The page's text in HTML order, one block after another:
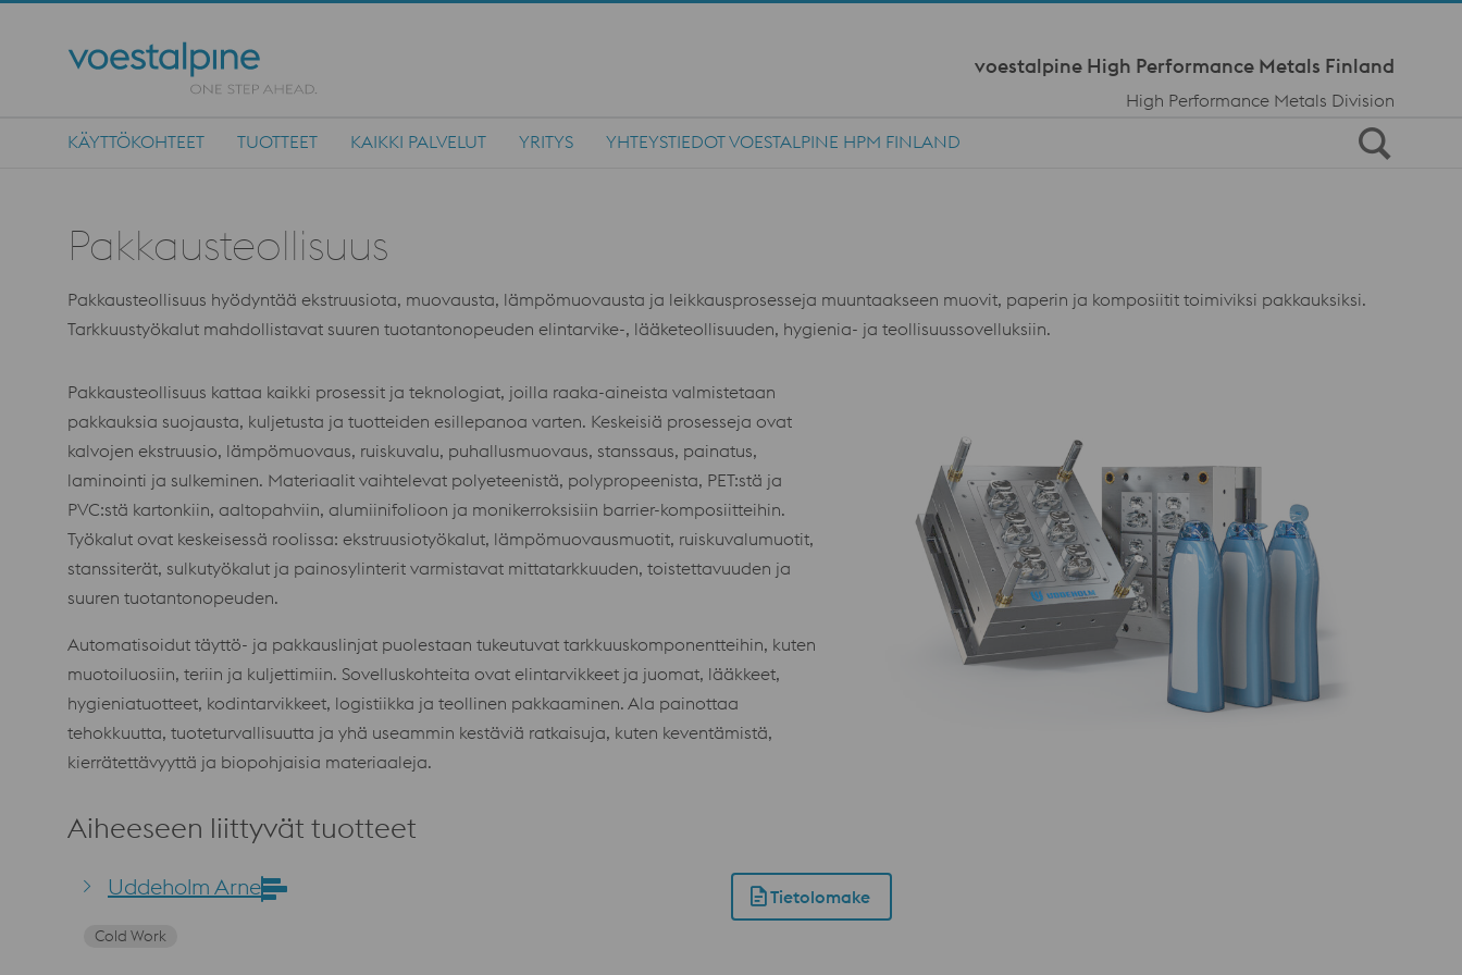
voestalpine High Performance Metals Finland
High Performance Metals Division
KÄYTTÖKOHTEET TUOTTEET KAIKKI PALVELUT YRITYS YHTEYSTIEDOT VOESTALPINE HPM FINLAND
Pakkausteollisuus
Pakkausteollisuus hyödyntää ekstruusiota, muovausta, lämpömuovausta ja leikkausprosesseja muuntaakseen muovit, paperin ja komposiitit toimiviksi pakkauksiksi.
Tarkkuustyökalut mahdollistavat suuren tuotantonopeuden elintarvike-, lääketeollisuuden, hygienia- ja teollisuussovelluksiin.
Pakkausteollisuus kattaa kaikki prosessit ja teknologiat, joilla raaka-aineista valmistetaan
pakkauksia suojausta, kuljetusta ja tuotteiden esillepanoa varten. Keskeisiä prosesseja ovat
kalvojen ekstruusio, lämpömuovaus, ruiskuvalu, puhallusmuovaus, stanssaus, painatus,
laminointi ja sulkeminen. Materiaalit vaihtelevat polyeteenistä, polypropeenista, PET:stä ja
PVC:stä kartonkiin, aaltopahviin, alumiinifolioon ja monikerroksisiin barrier-komposiitteihin.
Työkalut ovat keskeisessä roolissa: ekstruusiotyökalut, lämpömuovausmuotit, ruiskuvalumuotit,
stanssiterät, sulkutyökalut ja painosylinterit varmistavat mittatarkkuuden, toistettavuuden ja
suuren tuotantonopeuden.
Automatisoidut täyttö- ja pakkauslinjat puolestaan tukeutuvat tarkkuuskomponentteihin, kuten
muotoiluosiin, teriin ja kuljettimiin. Sovelluskohteita ovat elintarvikkeet ja juomat, lääkkeet,
hygieniatuotteet, kodintarvikkeet, logistiikka ja teollinen pakkaaminen. Ala painottaa
tehokkuutta, tuoteturvallisuutta ja yhä useammin kestäviä ratkaisuja, kuten keventämistä,
kierrätettävyyttä ja biopohjaisia materiaaleja.
Aiheeseen liittyvät tuotteet
Uddeholm Arne Tietolomake
Cold Work